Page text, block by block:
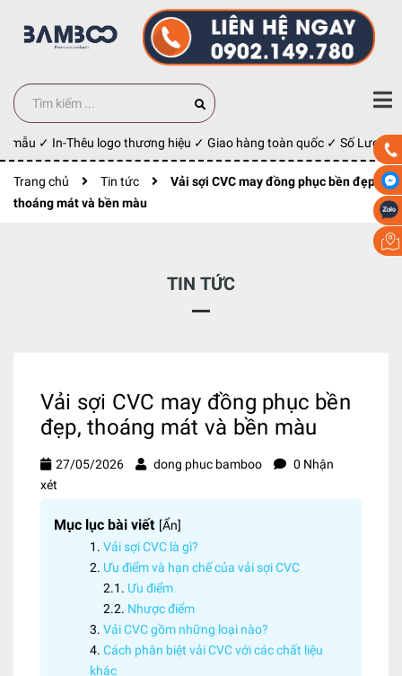
✓ In-Thêu logo thương hiệu ✓ Giao hàng toàn quốc ✓ Số Lượng
Trang chủ Tin tức
Vải sợi CVC may đồng phục bền đẹp,
thoáng mát và bền màu
TIN TỨC
Vải sợi CVC may đồng phục bền
đẹp, thoáng mát và bền màu
27/05/2026 dong phuc bamboo
0 Nhận
xét
Mục lục bài viết [Ẩn]
Vải sợi CVC là gì?
Ưu điểm và hạn chế của vải sợi CVC
Ưu điểm
Nhược điểm
Vải CVC gồm những loại nào?
Cách phân biệt vải CVC với các chất liệu
khác